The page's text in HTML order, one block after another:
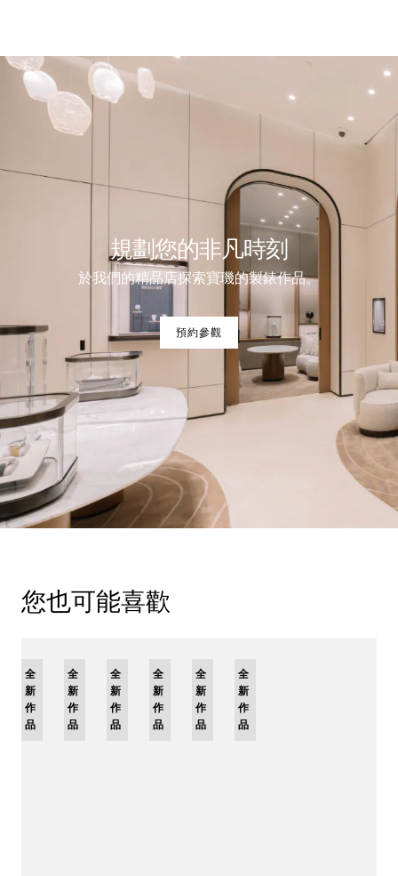
規劃您的非凡時刻
於我們的精品店探索寶璣的製錶作品。
預約參觀
您也可能喜歡
全
新
作
品
全
新
作
品
全
新
作
品
全
新
作
品
全
新
作
品
全
新
作
品